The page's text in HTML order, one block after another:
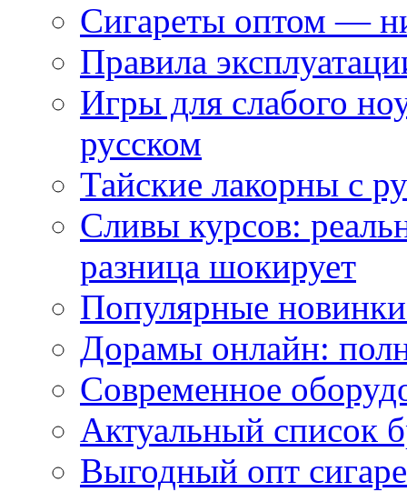
Сигареты оптом —
Правила
Игры для слабого
русском
Тайские лакорны с
Сливы курсов:
разница шокирует
Популярные
Дорамы онлайн:
Современное
Актуальный список
Выгодный опт